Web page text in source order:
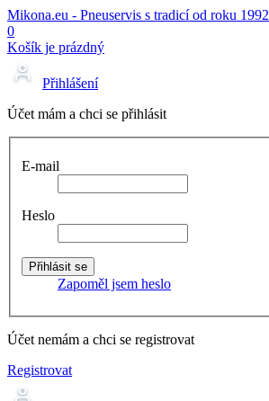
Mikona.eu - Pneuservis s tradicí od roku 1992
0
Košík je prázdný
Přihlášení
Účet mám a chci se přihlásit
E-mail
Heslo
Zapoměl jsem heslo
Účet nemám a chci se registrovat
Registrovat